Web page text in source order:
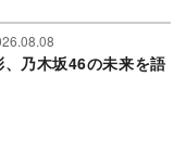
、乃木坂46の未来を語